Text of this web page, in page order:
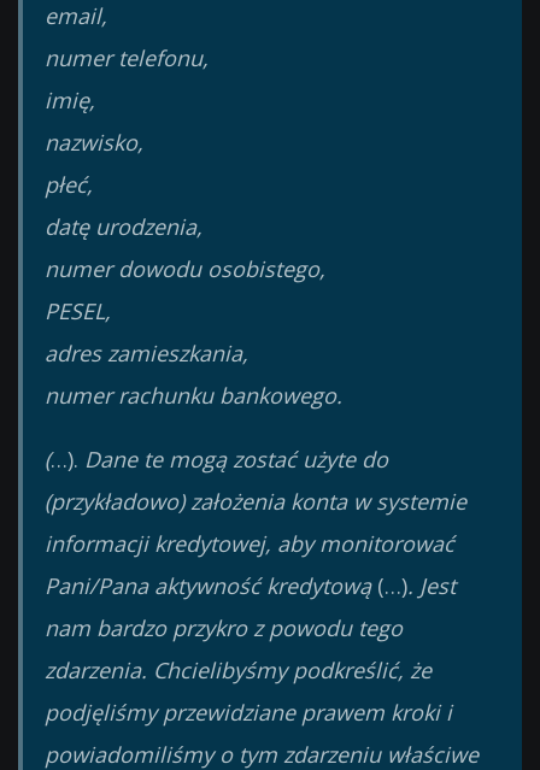
email,
numer telefonu,
imię,
nazwisko,
płeć,
datę urodzenia,
numer dowodu osobistego,
PESEL,
adres zamieszkania,
numer rachunku bankowego.
(…). Dane te mogą zostać użyte do
(przykładowo) założenia konta w systemie
informacji kredytowej, aby monitorować
Pani/Pana aktywność kredytową (…). Jest
nam bardzo przykro z powodu tego
zdarzenia. Chcielibyśmy podkreślić, że
podjęliśmy przewidziane prawem kroki i
powiadomiliśmy o tym zdarzeniu właściwe